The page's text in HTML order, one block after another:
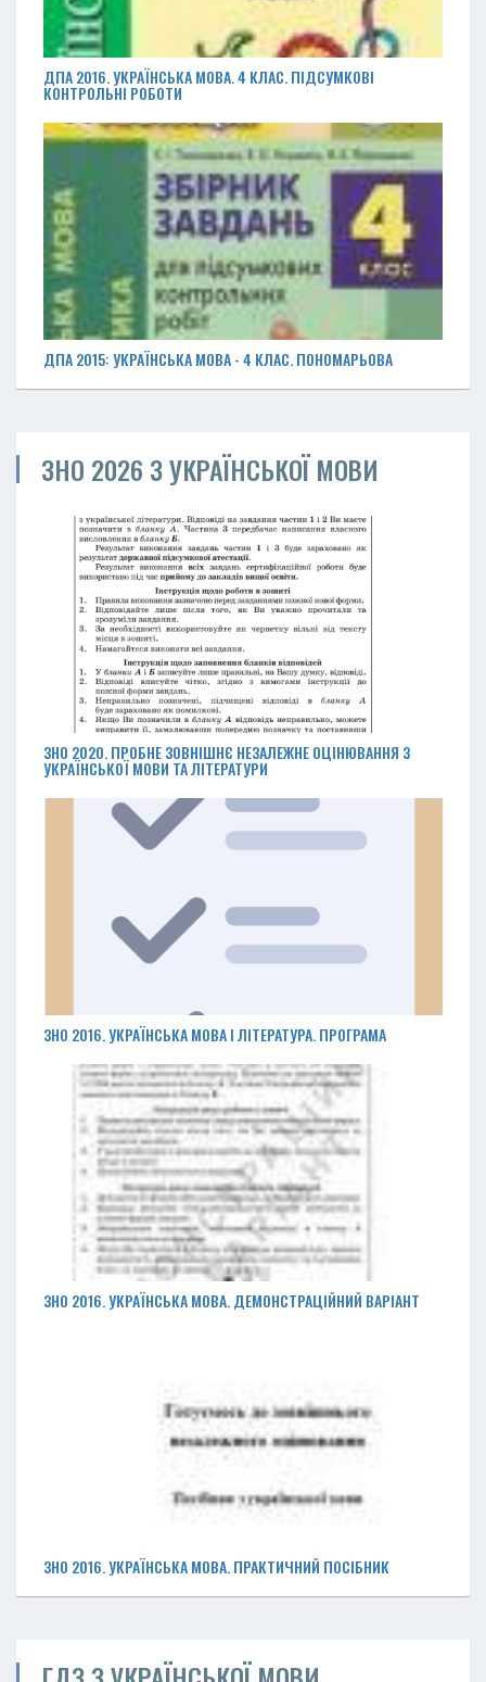
ДПА 2016. УКРАЇНСЬКА МОВА. 4 КЛАС. ПІДСУМКОВІ
КОНТРОЛЬНІ РОБОТИ
ДПА 2015: УКРАЇНСЬКА МОВА - 4 КЛАС. ПОНОМАРЬОВА
ЗНО 2026 З УКРАЇНСЬКОЇ МОВИ
ЗНО 2020. ПРОБНЕ ЗОВНІШНЄ НЕЗАЛЕЖНЕ ОЦІНЮВАННЯ З
УКРАЇНСЬКОЇ МОВИ ТА ЛІТЕРАТУРИ
ЗНО 2016. УКРАЇНСЬКА МОВА І ЛІТЕРАТУРА. ПРОГРАМА
ЗНО 2016. УКРАЇНСЬКА МОВА. ДЕМОНСТРАЦІЙНИЙ ВАРІАНТ
ЗНО 2016. УКРАЇНСЬКА МОВА. ПРАКТИЧНИЙ ПОСІБНИК